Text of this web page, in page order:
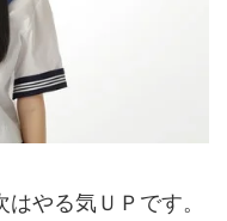
やる気ＵＰです。